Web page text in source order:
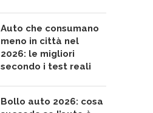
Auto che consumano
meno in città nel
2026: le migliori
secondo i test reali
Bollo auto 2026: cosa